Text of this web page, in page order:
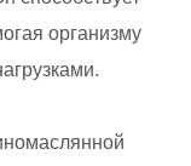
организму